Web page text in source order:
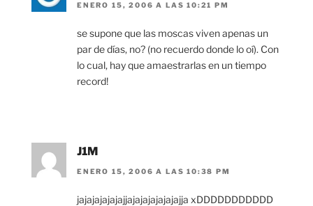
ENERO 15, 2006 A LAS 10:21 PM
se supone que las moscas viven apenas un
par de días, no? (no recuerdo donde lo oí). Con
lo cual, hay que amaestrarlas en un tiempo
record!
J1M
ENERO 15, 2006 A LAS 10:38 PM
jajajajajajajjajajajajajajajja xDDDDDDDDDDD